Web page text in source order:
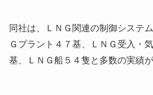
同社は、ＬＮＧ関連の制御システ
Ｇプラント４７基、ＬＮＧ受入・
基、ＬＮＧ船５４隻と多数の実績が